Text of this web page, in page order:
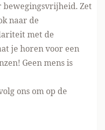
bewegingsvrijheid. Zet
naar de
met de
je horen voor een
Geen mens is
ons om op de